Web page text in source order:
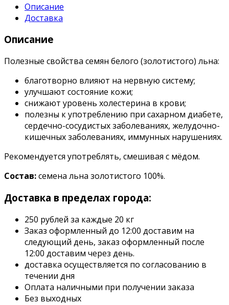
Описание
Доставка
Описание
Полезные свойства семян белого (золотистого) льна:
благотворно влияют на нервную систему;
улучшают состояние кожи;
снижают уровень холестерина в крови;
полезны к употреблению при сахарном диабете,
сердечно-сосудистых заболеваниях, желудочно-
кишечных заболеваниях, иммунных нарушениях.
Рекомендуется употреблять, смешивая с мёдом.
Состав:семена льна золотистого 100%.
Доставка в пределах города:
250 рублей за каждые 20 кг
Заказ оформленный до 12:00 доставим на
следующий день, заказ оформленный после
12:00 доставим через день.
доставка осуществляется по согласованию в
течении дня
Оплата наличными при получении заказа
Без выходных